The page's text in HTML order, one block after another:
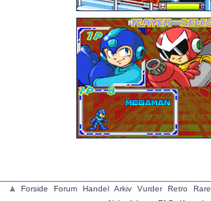
Forside Forum Handel Arkiv Vurder Retro Rare